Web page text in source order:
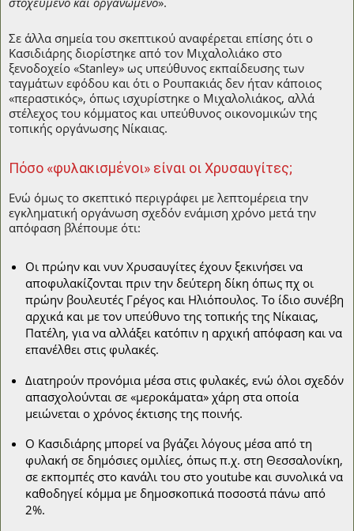
Σε άλλα σημεία του σκεπτικού αναφέρεται επίσης ότι ο
Κασιδιάρης διορίστηκε από τον Μιχαλολιάκο στο
ξενοδοχείο «Stanley» ως υπεύθυνος εκπαίδευσης των
ταγμάτων εφόδου και ότι ο Ρουπακιάς δεν ήταν κάποιος
«περαστικός», όπως ισχυρίστηκε ο Μιχαλολιάκος, αλλά
στέλεχος του κόμματος και υπεύθυνος οικονομικών της
τοπικής οργάνωσης Νίκαιας.
Πόσο «φυλακισμένοι» είναι οι Χρυσαυγίτες;
Ενώ όμως το σκεπτικό περιγράφει με λεπτομέρεια την
εγκληματική οργάνωση σχεδόν ενάμιση χρόνο μετά την
απόφαση βλέπουμε ότι:
Οι πρώην και νυν Χρυσαυγίτες έχουν ξεκινήσει να
αποφυλακίζονται πριν την δεύτερη δίκη όπως πχ οι
πρώην βουλευτές Γρέγος και Ηλιόπουλος. Το ίδιο συνέβη
αρχικά και με τον υπεύθυνο της τοπικής της Νίκαιας,
Πατέλη, για να αλλάξει κατόπιν η αρχική απόφαση και να
επανέλθει στις φυλακές.
Διατηρούν προνόμια μέσα στις φυλακές, ενώ όλοι σχεδόν
απασχολούνται σε «μεροκάματα» χάρη στα οποία
μειώνεται ο χρόνος έκτισης της ποινής.
Ο Κασιδιάρης μπορεί να βγάζει λόγους μέσα από τη
φυλακή σε δημόσιες ομιλίες, όπως π.χ. στη Θεσσαλονίκη,
σε εκπομπές στο κανάλι του στο youtube και συνολικά να
καθοδηγεί κόμμα με δημοσκοπικά ποσοστά πάνω από
2%.